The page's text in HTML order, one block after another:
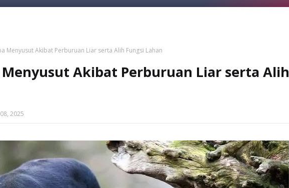
Menyusut Akibat Perburuan Liar serta Alih Fungsi Lahan
Menyusut Akibat Perburuan Liar serta Alih
2025